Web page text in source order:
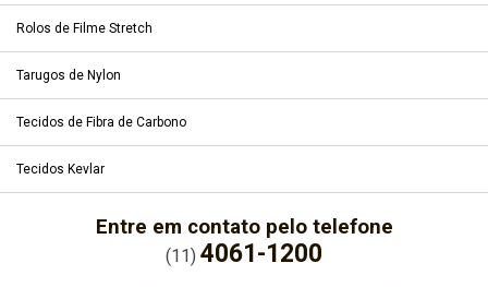
Rolos de Filme Stretch
Tarugos de Nylon
Tecidos de Fibra de Carbono
Tecidos Kevlar
Entre em contato pelo telefone
(11) 4061-1200